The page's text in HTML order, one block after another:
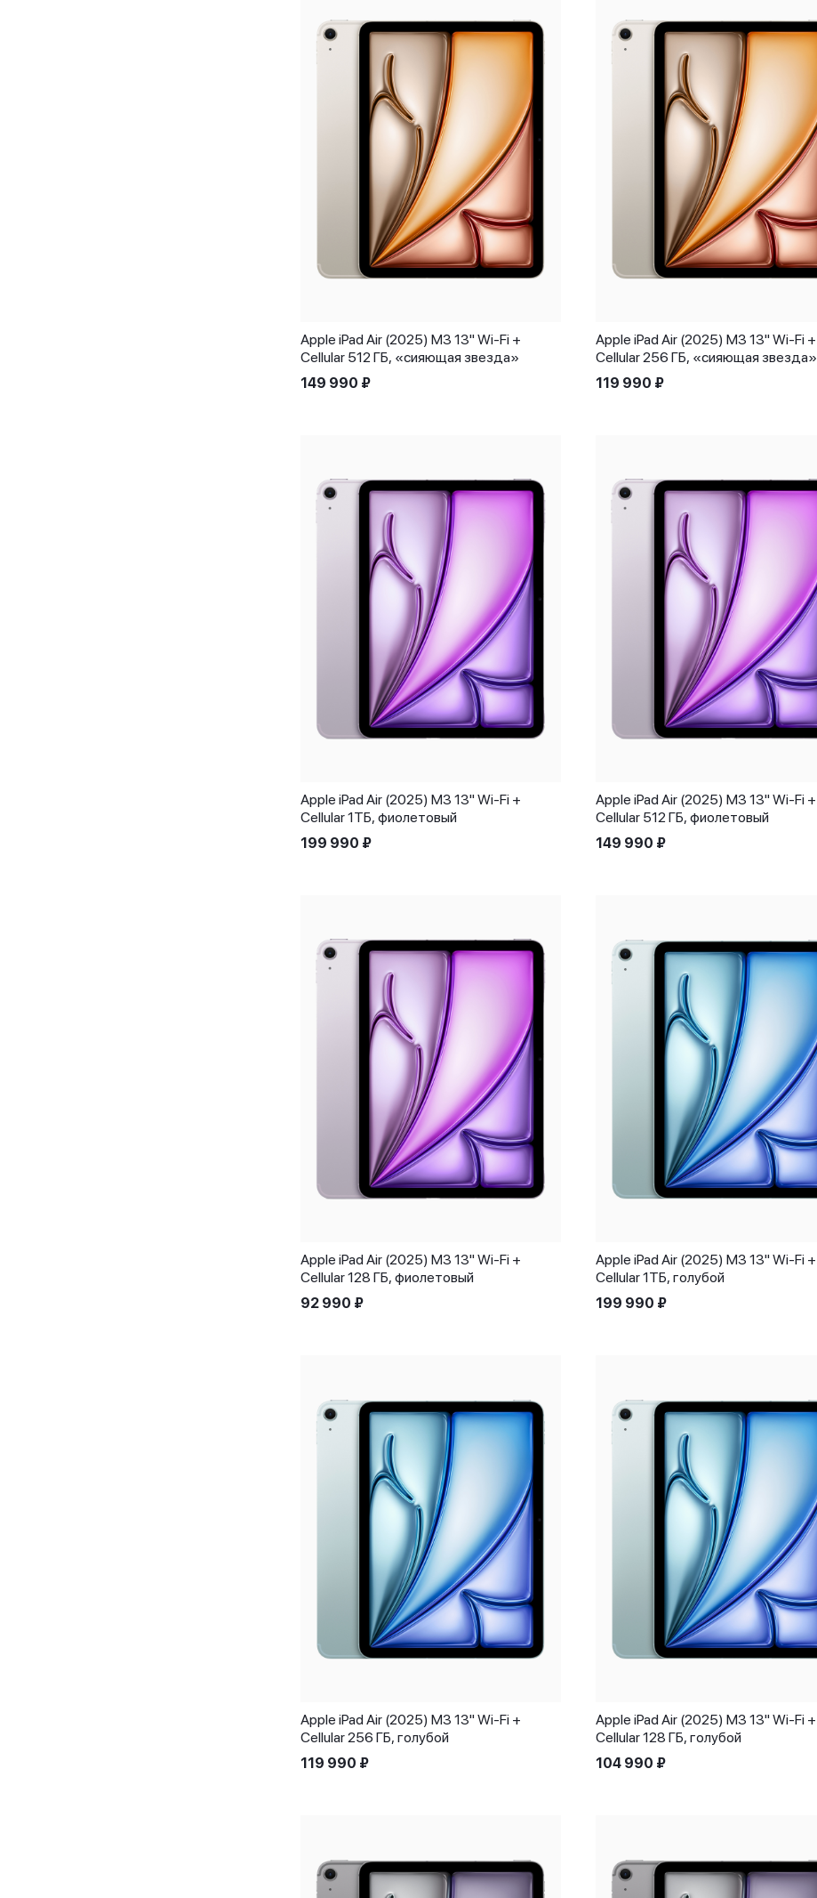
Apple iPad Air (2025) M3 13" Wi-Fi +
Cellular 512 ГБ, «сияющая звезда»
149 990 ₽
Apple iPad Air (2025) M3 13" Wi-Fi +
Cellular 256 ГБ, «сияющая звезда»
119 990 ₽
Apple iPad Air (2025) M3 13" Wi-Fi +
Cellular 1ТБ, фиолетовый
199 990 ₽
Apple iPad Air (2025) M3 13" Wi-Fi +
Cellular 512 ГБ, фиолетовый
149 990 ₽
Apple iPad Air (2025) M3 13" Wi-Fi +
Cellular 128 ГБ, фиолетовый
92 990 ₽
Apple iPad Air (2025) M3 13" Wi-Fi +
Cellular 1ТБ, голубой
199 990 ₽
Apple iPad Air (2025) M3 13" Wi-Fi +
Cellular 256 ГБ, голубой
119 990 ₽
Apple iPad Air (2025) M3 13" Wi-Fi +
Cellular 128 ГБ, голубой
104 990 ₽